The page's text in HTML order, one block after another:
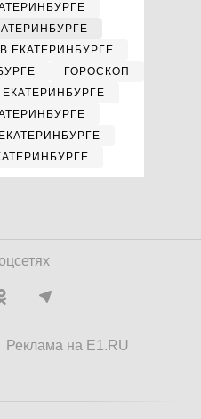
ЕКАТЕРИНБУРГЕ
ГОРОСКОП
Реклама на E1.RU